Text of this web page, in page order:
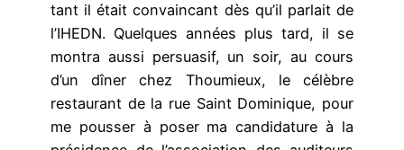
tant il était convaincant dès qu’il parlait de
l’IHEDN. Quelques années plus tard, il se
montra aussi persuasif, un soir, au cours
d’un dîner chez Thoumieux, le célèbre
restaurant de la rue Saint Dominique, pour
me pousser à poser ma candidature à la